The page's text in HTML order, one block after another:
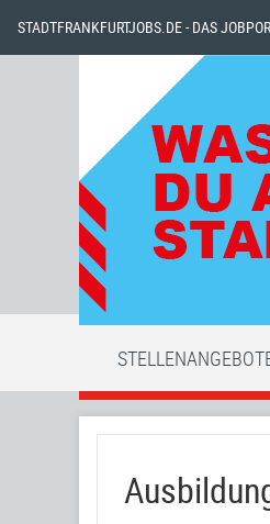
STADTFRANKFURTJOBS.DE - DAS